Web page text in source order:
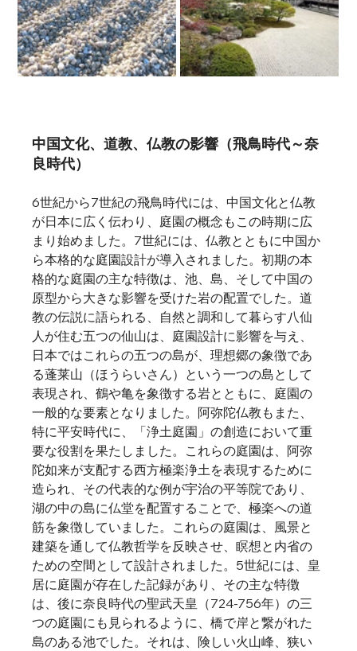
中国文化、道教、仏教の影響（飛鳥時代～奈
良時代）
6世紀から7世紀の飛鳥時代には、中国文化と仏教
が日本に広く伝わり、庭園の概念もこの時期に広
まり始めました。7世紀には、仏教とともに中国か
ら本格的な庭園設計が導入されました。初期の本
格的な庭園の主な特徴は、池、島、そして中国の
原型から大きな影響を受けた岩の配置でした。道
教の伝説に語られる、自然と調和して暮らす八仙
人が住む五つの仙山は、庭園設計に影響を与え、
日本ではこれらの五つの島が、理想郷の象徴であ
る蓬莱山（ほうらいさん）という一つの島として
表現され、鶴や亀を象徴する岩とともに、庭園の
一般的な要素となりました。阿弥陀仏教もまた、
特に平安時代に、「浄土庭園」の創造において重
要な役割を果たしました。これらの庭園は、阿弥
陀如来が支配する西方極楽浄土を表現するために
造られ、その代表的な例が宇治の平等院であり、
湖の中の島に仏堂を配置することで、極楽への道
筋を象徴していました。これらの庭園は、風景と
建築を通して仏教哲学を反映させ、瞑想と内省の
ための空間として設計されました。5世紀には、皇
居に庭園が存在した記録があり、その主な特徴
は、後に奈良時代の聖武天皇（724-756年）の三
つの庭園にも見られるように、橋で岸と繋がれた
島のある池でした。それは、険しい火山峰、狭い